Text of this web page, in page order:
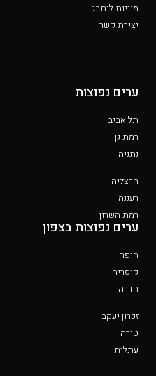
מוניות לנתבג
יצירת קשר
ערים נפוצות
תל אביב
רמת גן
נתניה
הרצליה
רעננה
רמת השרון
ערים נפוצות בצפון
חיפה
קיסריה
חדרה
זכרון יעקב
טירה
עתלית